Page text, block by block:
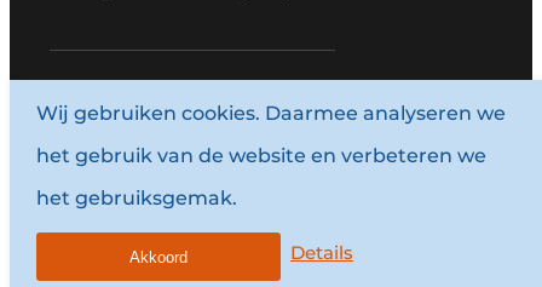
www.louwersmediagroep.com
© 1987 - 2026 Louwersmediagroep.
Algemene voorwaarden
Wij gebruiken cookies. Daarmee analyseren we
het gebruik van de website en verbeteren we
het gebruiksgemak.
Details
Akkoord